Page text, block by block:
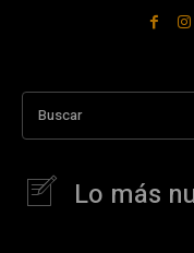
Buscar
Lo más